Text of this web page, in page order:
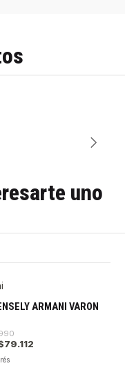
uno
ARMANI VARON